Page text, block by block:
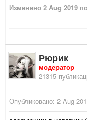
Изменено 2 Aug 2019
Рюрик
модератор
21315
Опубликовано: 2 Aug